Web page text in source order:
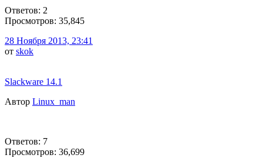
Ответов: 2
Просмотров: 35,845
28 Ноября 2013, 23:41
от skok
Slackware 14.1
Автор Linux_man
Ответов: 7
Просмотров: 36,699